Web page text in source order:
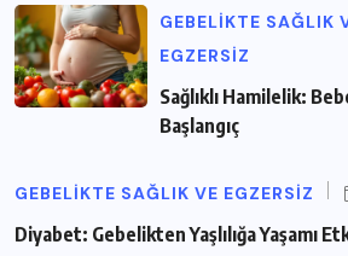
GEBELIKTE SAĞLIK
EGZERSIZ
Sağlıklı Hamilelik:
Başlangıç
GEBELIKTE SAĞLIK VE EGZERSIZ
Diyabet: Gebelikten Yaşlılığa Yaşamı